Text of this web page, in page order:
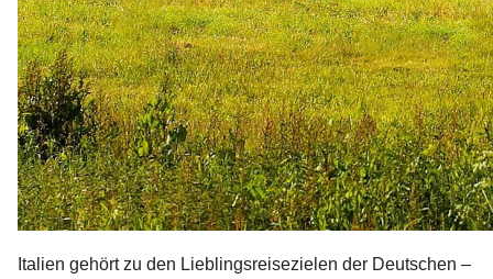
Italien gehört zu den Lieblingsreisezielen der Deutschen –